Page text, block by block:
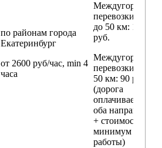
по районам города
Екатеринбург
от 2600 руб/час, min 4
часа
Междугородние
перевозки
до 50 км: 18 000
руб.
Междугородние
перевозки
50 км: 90 руб./км
(дорога
оплачивается в
оба направления
+ стоимость
минимум 4
работы)